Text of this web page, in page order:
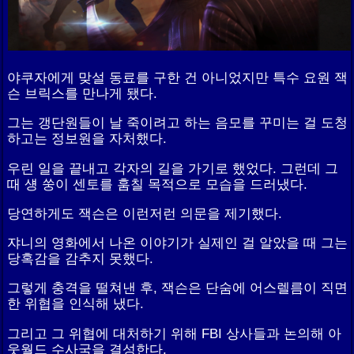
야쿠자에게 맞설 동료를 구한 건 아니었지만 특수 요원 잭
슨 브릭스를 만나게 됐다.
그는 갱단원들이 날 죽이려고 하는 음모를 꾸미는 걸 도청
하고는 정보원을 자처했다.
우린 일을 끝내고 각자의 길을 가기로 했었다. 그런데 그
때 섕 쑹이 센토를 훔칠 목적으로 모습을 드러냈다.
당연하게도 잭슨은 이런저런 의문을 제기했다.
쟈니의 영화에서 나온 이야기가 실제인 걸 알았을 때 그는
당혹감을 감추지 못했다.
그렇게 충격을 떨쳐낸 후, 잭슨은 단숨에 어스렐름이 직면
한 위협을 인식해 냈다.
그리고 그 위협에 대처하기 위해 FBI 상사들과 논의해 아
웃월드 수사국을 결성한다.